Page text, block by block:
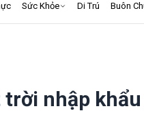
Sức Khỏe Di Trú Buôn
trời nhập